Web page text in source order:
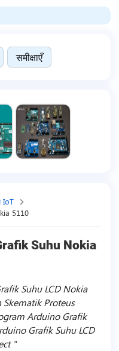
समीक्षाएँ
IoT
5110
Suhu Nokia
Suhu LCD Nokia
Proteus
Arduino Grafik
Grafik Suhu LCD